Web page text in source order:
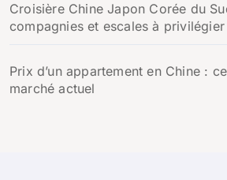
Croisière Chine Japon Corée du
compagnies et escales à privilégier
Prix d’un appartement en Chine :
marché actuel